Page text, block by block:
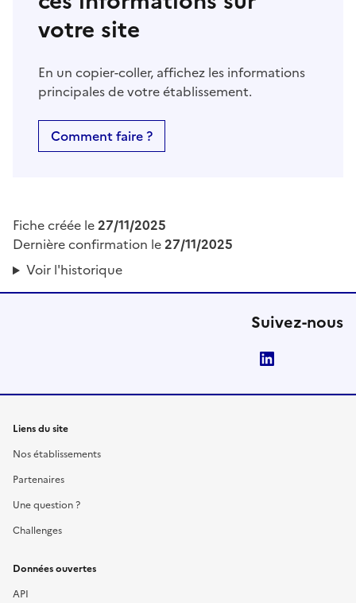
votre site
En un copier-coller, affichez les informations
principales de votre établissement.
Comment faire ?
Fiche créée le27/11/2025
Dernière confirmation le27/11/2025
Voir l'historique
Suivez-nous
Liens du site
Nos établissements
Partenaires
Une question ?
Challenges
Données ouvertes
API